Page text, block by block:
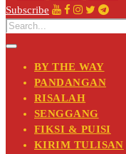
Subscribe
BY THE WAY
PANDANGAN
RISALAH
SENGGANG
FIKSI & PUISI
KIRIM TULISAN